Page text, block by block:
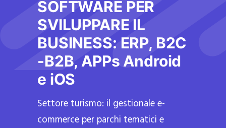
SOFTWARE PER
SVILUPPARE IL
BUSINESS: ERP, B2C
-B2B, APPs Android
e iOS
Settore turismo: il gestionale e-
commerce per parchi tematici e